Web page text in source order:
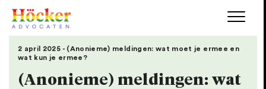
2 april 2025 - (Anonieme) meldingen: wat moet je ermee en
wat kun je ermee?
(Anonieme) meldingen: wat